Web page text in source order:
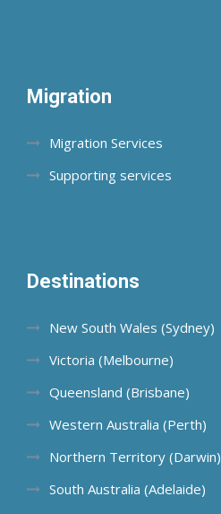
Migration
Migration Services
Supporting services
Destinations
New South Wales (Sydney)
Victoria (Melbourne)
Queensland (Brisbane)
Western Australia (Perth)
Northern Territory (Darwin)
South Australia (Adelaide)